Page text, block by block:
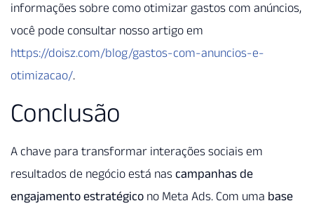
informações sobre como otimizar gastos com anúncios,
você pode consultar nosso artigo em
https://doisz.com/blog/gastos-com-anuncios-e-
otimizacao/.
Conclusão
A chave para transformar interações sociais em
resultados de negócio está nas campanhas de
engajamento estratégico no Meta Ads. Com uma base